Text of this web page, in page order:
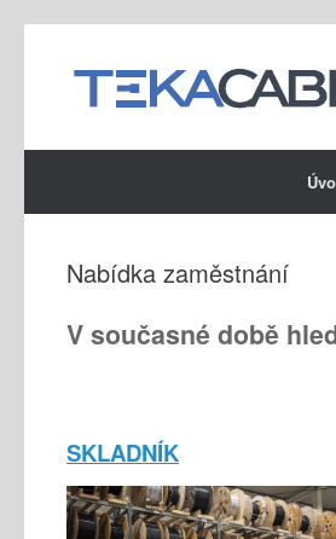
content
Nabídka zaměstnání
V současné době
SKLADNÍK